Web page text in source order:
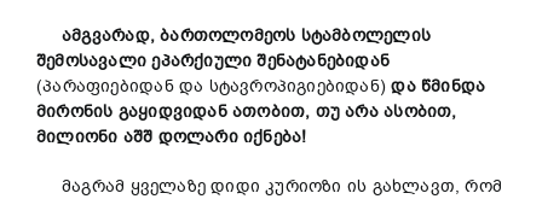
ამგვარად, ბართოლომეოს სტამბოლელის
შემოსავალი ეპარქიული შენატანებიდან
(პარაფიებიდან და სტავროპიგიებიდან)და წმინდა
მირონის გაყიდვიდან ათობით, თუ არა ასობით,
მილიონი აშშ დოლარი იქნება!
მაგრამ ყველაზე დიდი კურიოზი ის გახლავთ, რომ